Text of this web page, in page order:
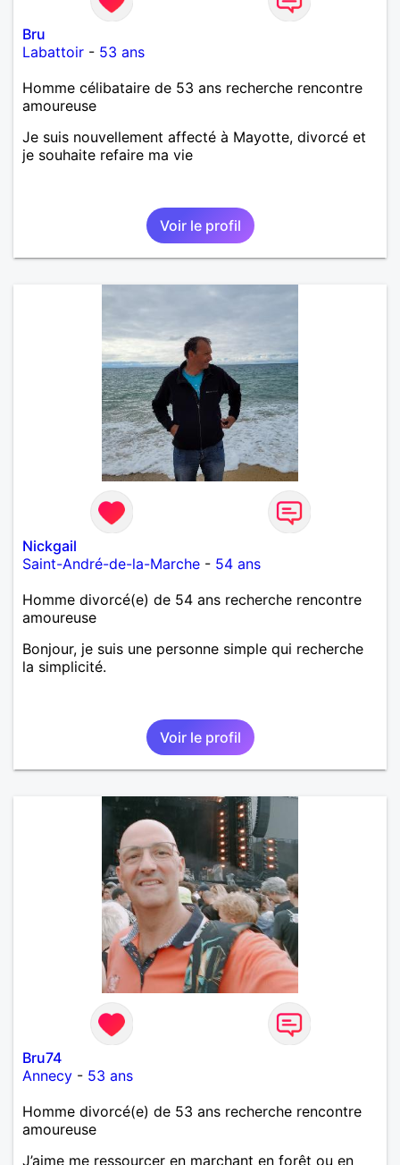
Bru
Labattoir - 53 ans
Homme célibataire de 53 ans recherche rencontre
amoureuse
Je suis nouvellement affecté à Mayotte, divorcé et
je souhaite refaire ma vie
Voir le profil
Nickgail
Saint-André-de-la-Marche - 54 ans
Homme divorcé(e) de 54 ans recherche rencontre
amoureuse
Bonjour, je suis une personne simple qui recherche
la simplicité.
Voir le profil
Bru74
Annecy - 53 ans
Homme divorcé(e) de 53 ans recherche rencontre
amoureuse
J’aime me ressourcer en marchant en forêt ou en